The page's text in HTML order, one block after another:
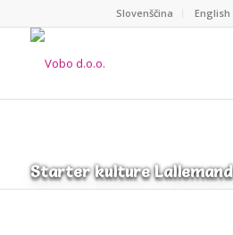
Slovenščina English
Starter kulture Lallemand